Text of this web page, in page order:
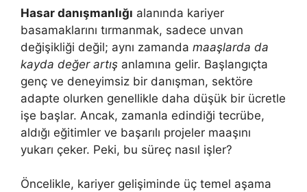
Hasar danışmanlığı alanında kariyer
basamaklarını tırmanmak, sadece unvan
değişikliği değil; aynı zamanda maaşlarda da
kayda değer artış anlamına gelir. Başlangıçta
genç ve deneyimsiz bir danışman, sektöre
adapte olurken genellikle daha düşük bir ücretle
işe başlar. Ancak, zamanla edindiği tecrübe,
aldığı eğitimler ve başarılı projeler maaşını
yukarı çeker. Peki, bu süreç nasıl işler?
Öncelikle, kariyer gelişiminde üç temel aşama